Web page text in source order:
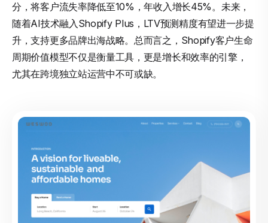
分，将客户流失率降低至10%，年收入增长45%。未来，
随着AI技术融入Shopify Plus，LTV预测精度有望进一步提
升，支持更多品牌出海战略。总而言之，Shopify客户生命
周期价值模型不仅是衡量工具，更是增长和效率的引擎，
尤其在跨境独立站运营中不可或缺。